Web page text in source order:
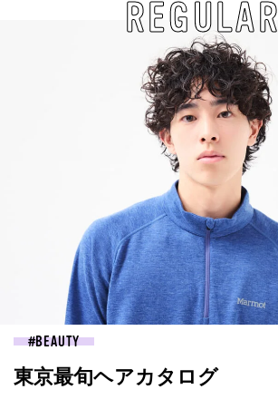
REGULAR
BEAUTY
東京最旬ヘアカタログ